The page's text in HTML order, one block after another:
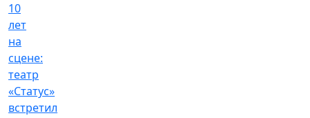
10
лет
на
сцене:
театр
«Статус»
встретил